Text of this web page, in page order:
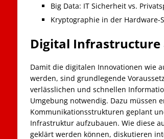
Big Data: IT Sicherheit vs.
Kryptographie in der Hardware-
Digital
Damit die digitalen Innovationen wie
werden, sind grundlegende
verlässlichen und schnellen
Umgebung notwendig. Dazu müssen
Kommunikationsstrukturen geplant
Infrastruktur aufzubauen. Wie diese
geklärt werden können, diskutieren